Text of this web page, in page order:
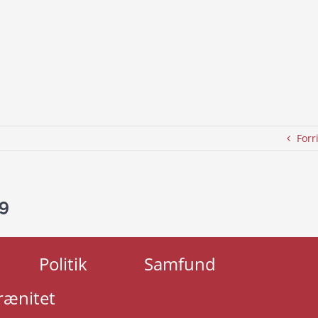
Politik
Samfund